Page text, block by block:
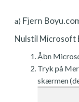
a) Fjern
Nulstil Microsoft
Åbn
Tryk på
skærmen